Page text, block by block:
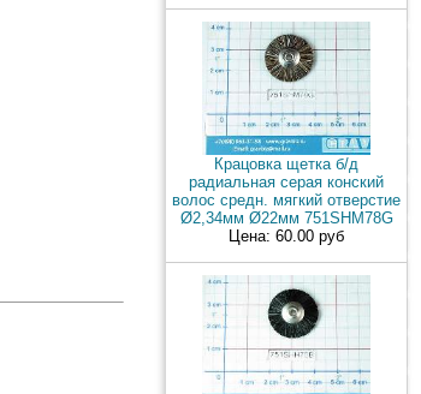
Крацовка щетка б/д
радиальная серая конский
волос средн. мягкий отверстие
Ø2,34мм Ø22мм 751SHM78G
Цена: 60.00 руб